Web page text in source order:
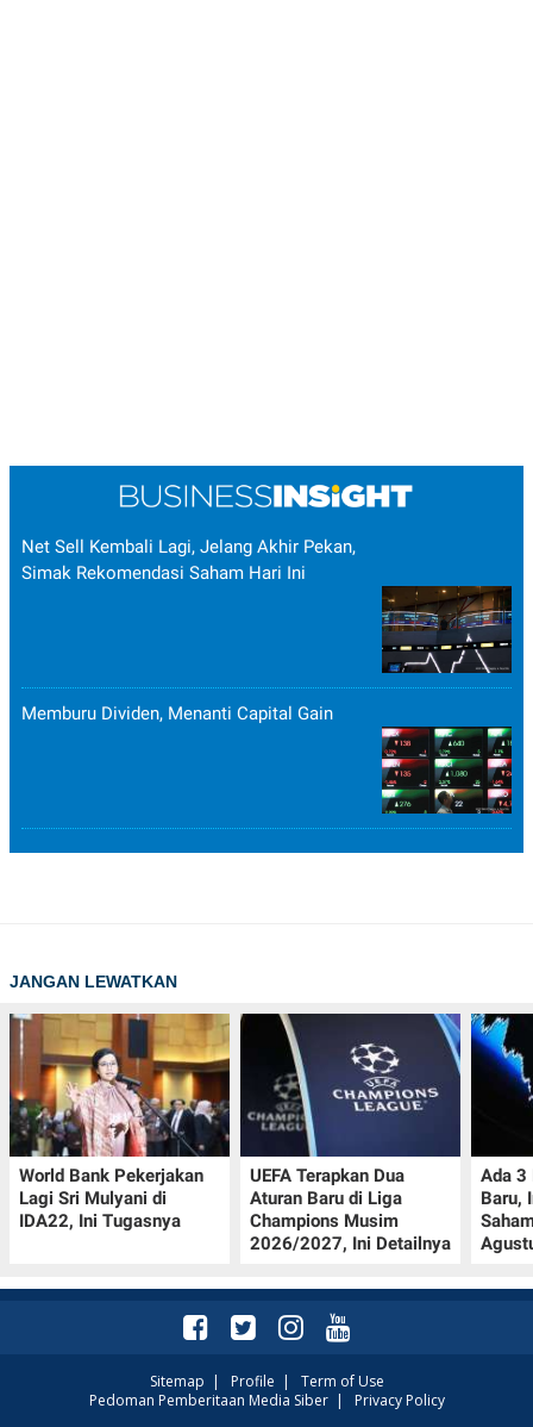
Net Sell Kembali Lagi, Jelang Akhir Pekan,
Simak Rekomendasi Saham Hari Ini
Memburu Dividen, Menanti Capital Gain
JANGAN LEWATKAN
World Bank Pekerjakan
Lagi Sri Mulyani di
IDA22, Ini Tugasnya
UEFA Terapkan Dua
Aturan Baru di Liga
Champions Musim
2026/2027, Ini Detailnya
Ada 3
Baru,
Sitemap | Profile | Term of Use
Pedoman Pemberitaan Media Siber| Privacy Policy